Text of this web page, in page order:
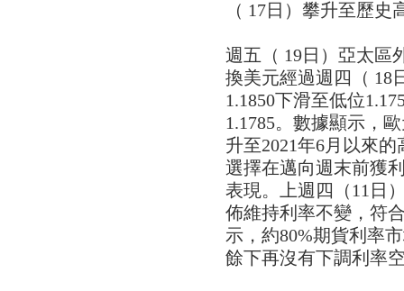
（ 17日）攀升至歷史
週五（ 19日）亞太區
換美元經過週四（ 18
1.1850下滑至低位
1.1785。數據顯示，
升至2021年6月以來
選擇在邁向週末前獲
表現。上週四（11日
佈維持利率不變，符
示，約80%期貨利率
餘下再沒有下調利率